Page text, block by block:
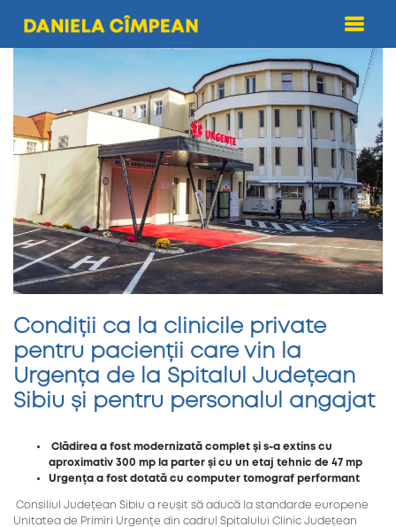
Condiții ca la clinicile private
pentru pacienții care vin la
Urgența de la Spitalul Județean
Sibiu și pentru personalul angajat
Clădirea a fost modernizată complet și s-a extins cu
aproximativ 300 mp la parter și cu un etaj tehnic de 47 mp
Urgența a fost dotată cu computer tomograf performant
Consiliul Județean Sibiu a reușit să aducă la standarde europene
Unitatea de Primiri Urgențe din cadrul Spitalului Clinic Județean